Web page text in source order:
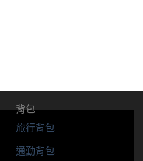
背包
旅行背包
通勤背包